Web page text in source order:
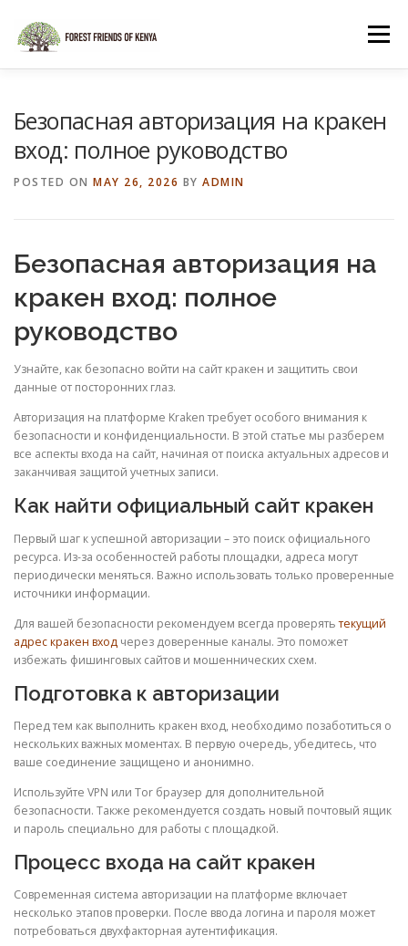
content
Menu
Безопасная авторизация на кракен
вход: полное руководство
POSTED ON MAY 26, 2026 BY ADMIN
Безопасная авторизация на
кракен вход: полное
руководство
Узнайте, как безопасно войти на сайт кракен и защитить свои
данные от посторонних глаз.
Авторизация на платформе Kraken требует особого внимания к
безопасности и конфиденциальности. В этой статье мы разберем
все аспекты входа на сайт, начиная от поиска актуальных адресов и
заканчивая защитой учетных записи.
Как найти официальный сайт кракен
Первый шаг к успешной авторизации – это поиск официального
ресурса. Из-за особенностей работы площадки, адреса могут
периодически меняться. Важно использовать только проверенные
источники информации.
Для вашей безопасности рекомендуем всегда проверятьтекущий
адрес кракен вход через доверенные каналы. Это поможет
избежать фишинговых сайтов и мошеннических схем.
Подготовка к авторизации
Перед тем как выполнить кракен вход, необходимо позаботиться о
нескольких важных моментах. В первую очередь, убедитесь, что
ваше соединение защищено и анонимно.
Используйте VPN или Tor браузер для дополнительной
безопасности. Также рекомендуется создать новый почтовый ящик
и пароль специально для работы с площадкой.
Процесс входа на сайт кракен
Современная система авторизации на платформе включает
несколько этапов проверки. После ввода логина и пароля может
потребоваться двухфакторная аутентификация.